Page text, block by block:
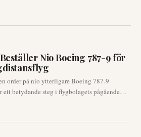
av rapporter om rök inne i flygplanets
Nio Boeing 787-9 för
order på nio ytterligare Boeing 787-9
betydande steg i flygbolagets pågående
och expansion av det
20 Boeing 737 MAX som gjordes vid Dubai